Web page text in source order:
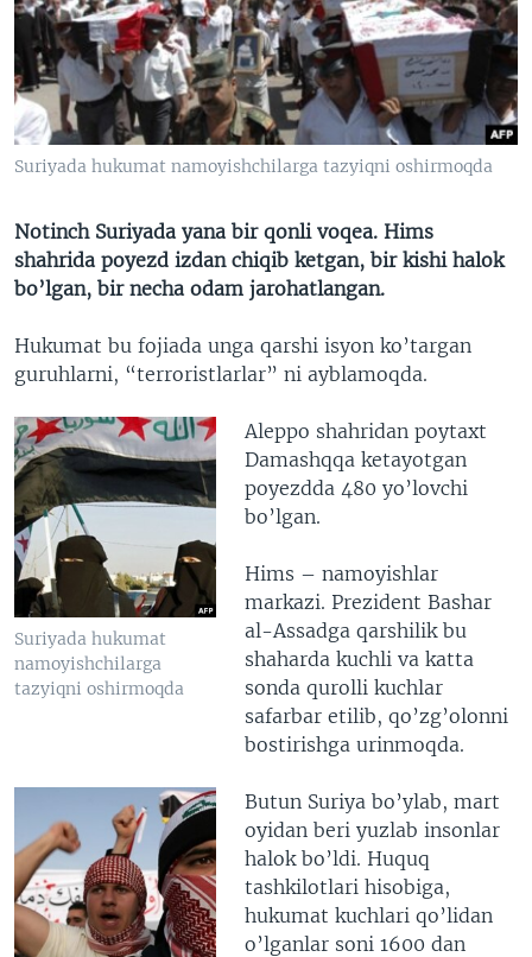
VIDEO
XABARLAR SURATLARDA
ODNOKLASSNIKI
TELEGRAM
TWITTER
SOUNDCLOUD
VOA
Suriyada hukumat namoyishchilarga tazyiqni oshirmoqda
Notinch Suriyada yana bir qonli voqea. Hims
shahrida poyezd izdan chiqib ketgan, bir kishi halok
bo’lgan, bir necha odam jarohatlangan.
Hukumat bu fojiada unga qarshi isyon ko’targan
guruhlarni, “terroristlarlar” ni ayblamoqda.
Suriyada hukumat
namoyishchilarga
tazyiqni oshirmoqda
Aleppo shahridan poytaxt
Damashqqa ketayotgan
poyezdda 480 yo’lovchi
bo’lgan.
Hims – namoyishlar
markazi. Prezident Bashar
al-Assadga qarshilik bu
shaharda kuchli va katta
sonda qurolli kuchlar
safarbar etilib, qo’zg’olonni
bostirishga urinmoqda.
Butun Suriya bo’ylab, mart
oyidan beri yuzlab insonlar
halok bo’ldi. Huquq
tashkilotlari hisobiga,
hukumat kuchlari qo’lidan
o’lganlar soni 1600 dan